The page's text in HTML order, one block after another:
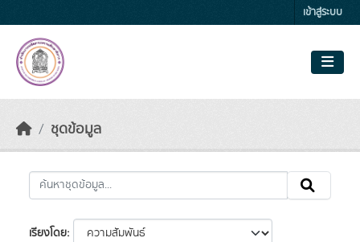
เข้าสู่ระบบ
ชุดข้อมูล
เรียงโดย